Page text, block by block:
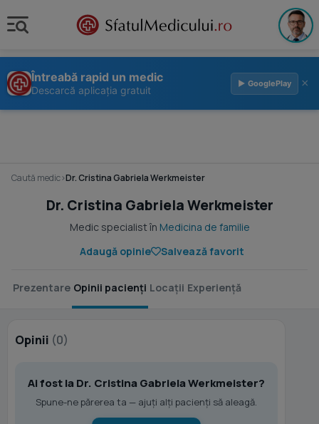
Întreabă rapid un medic
Descarcă aplicația gratuit
▶ GooglePlay ×
Caută medic›Dr. Cristina Gabriela Werkmeister
Dr. Cristina Gabriela Werkmeister
Medic specialist în Medicina de familie
Adaugă opinie
Salvează favorit
Prezentare Opinii pacienți Locații Experiență
Opinii (0)
Ai fost la Dr. Cristina Gabriela Werkmeister?
Spune-ne părerea ta — ajuți alți pacienți să aleagă.